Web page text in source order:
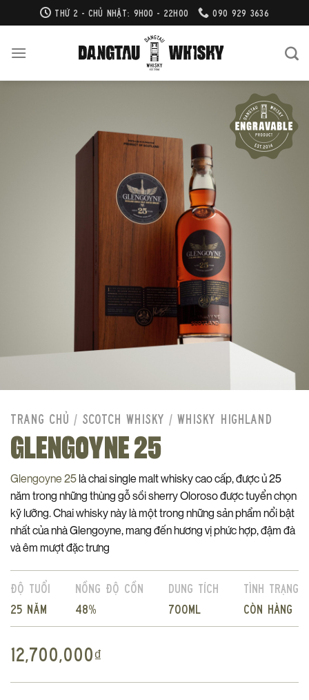
qua
dung
THỨ 2 - CHỦ NHẬT: 9H00 - 22H00 090 929 3636
TRANG CHỦ / SCOTCH WHISKY / WHISKY HIGHLAND
GLENGOYNE 25
Glengoyne 25là chai single malt whisky cao cấp, được ủ 25
năm trong những thùng gỗ sồi sherry Oloroso được tuyển chọn
kỹ lưỡng. Chai whisky này là một trong những sản phẩm nổi bật
nhất của nhà Glengoyne, mang đến hương vị phức hợp, đậm đà
và êm mượt đặc trưng
Độ tuổi
25 năm
Nồng độ cồn
48%
Dung tích
700ml
Tình trạng
Còn hàng
12,700,000₫